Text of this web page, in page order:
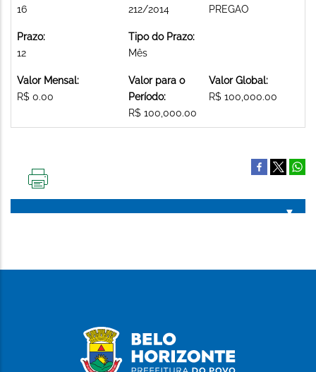
16
212/2014
PREGAO
Prazo:
12
Tipo do Prazo:
Mês
Valor Mensal:
R$ 0.00
Valor para o
Período:
R$ 100,000.00
Valor Global:
R$ 100,000.00
PÁGINA